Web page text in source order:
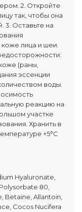
2. Откройте
так, чтобы она
3. Оставьте на
лица и шеи.
(раны,
эссенции
воды.
реакцию на
участке
Хранить в
+5°C
Hyaluronate,
80,
Betaine, Allantoin,
Cocos Nucifera